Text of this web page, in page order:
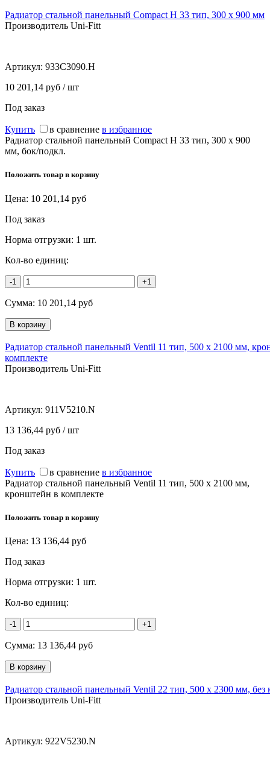
Радиатор стальной панельный Compact H 33 тип, 300 х 900 мм
Производитель Uni-Fitt
Артикул: 933C3090.H
10 201,14 руб / шт
Под заказ
Купить в сравнение в избранное
Радиатор стальной панельный Compact H 33 тип, 300 х 900
мм, бок/подкл.
Положить товар в корзину
Цена: 10 201,14 руб
Под заказ
Норма отгрузки: 1 шт.
Кол-во единиц:
-1 +1
Сумма: 10 201,14 руб
Радиатор стальной панельный Ventil 11 тип, 500 х 2100 мм,
комплекте
Производитель Uni-Fitt
Артикул: 911V5210.N
13 136,44 руб / шт
Под заказ
Купить в сравнение в избранное
Радиатор стальной панельный Ventil 11 тип, 500 х 2100 мм,
кронштейн в комплекте
Положить товар в корзину
Цена: 13 136,44 руб
Под заказ
Норма отгрузки: 1 шт.
Кол-во единиц:
-1 +1
Сумма: 13 136,44 руб
Радиатор стальной панельный Ventil 22 тип, 500 х 2300 мм,
Производитель Uni-Fitt
Артикул: 922V5230.N